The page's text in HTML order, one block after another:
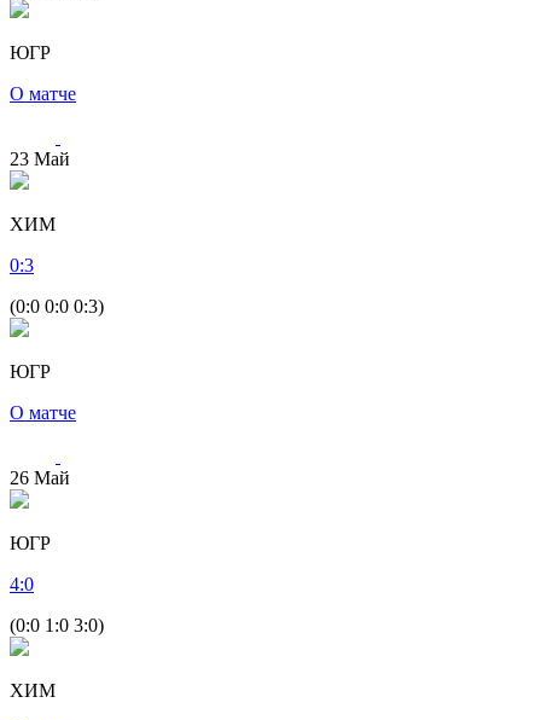
ЮГР
О матче
23 Май
ХИМ
0:3
(0:0 0:0 0:3)
ЮГР
О матче
26 Май
ЮГР
4:0
(0:0 1:0 3:0)
ХИМ